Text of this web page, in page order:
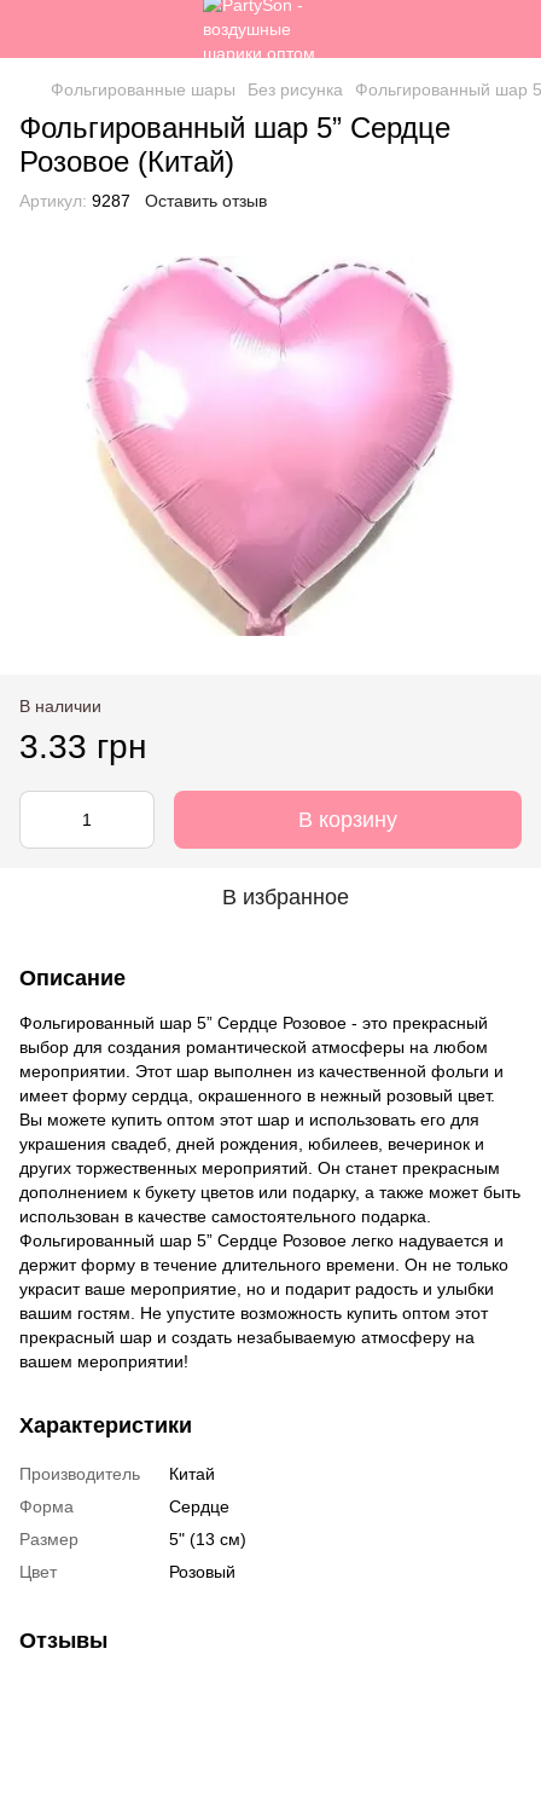
Фольгированные шары Без рисунка Фольгированный шар
Фольгированный шар 5” Сердце
Розовое (Китай)
Артикул: 9287 Оставить отзыв
В наличии
3.33 грн
В корзину
В избранное
Описание
Фольгированный шар 5” Сердце Розовое - это прекрасный
выбор для создания романтической атмосферы на любом
мероприятии. Этот шар выполнен из качественной фольги и
имеет форму сердца, окрашенного в нежный розовый цвет.
Вы можете купить оптом этот шар и использовать его для
украшения свадеб, дней рождения, юбилеев, вечеринок и
других торжественных мероприятий. Он станет прекрасным
дополнением к букету цветов или подарку, а также может быть
использован в качестве самостоятельного подарка.
Фольгированный шар 5” Сердце Розовое легко надувается и
держит форму в течение длительного времени. Он не только
украсит ваше мероприятие, но и подарит радость и улыбки
вашим гостям. Не упустите возможность купить оптом этот
прекрасный шар и создать незабываемую атмосферу на
вашем мероприятии!
Характеристики
Производитель
Китай
Форма
Сердце
Размер
5" (13 см)
Цвет
Розовый
Отзывы